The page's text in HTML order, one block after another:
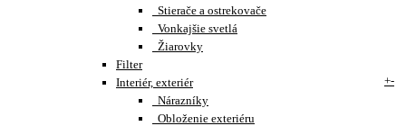
Stierače a ostrekovače
Vonkajšie svetlá
Žiarovky
Filter
Interiér, exteriér
+-
Nárazníky
Obloženie exteriéru